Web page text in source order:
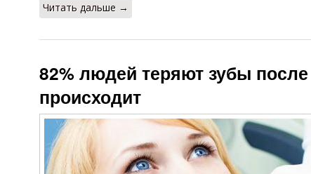
Читать дальше →
82% людей теряют зубы
происходит